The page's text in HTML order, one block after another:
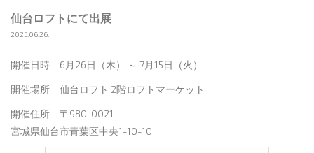
仙台ロフトにて出展
2025.06.26.
開催日時 6月26日（木） ～ 7月15日（火）
開催場所 仙台ロフト 2階ロフトマーケット
開催住所 〒980-0021
宮城県仙台市青葉区中央1-10-10